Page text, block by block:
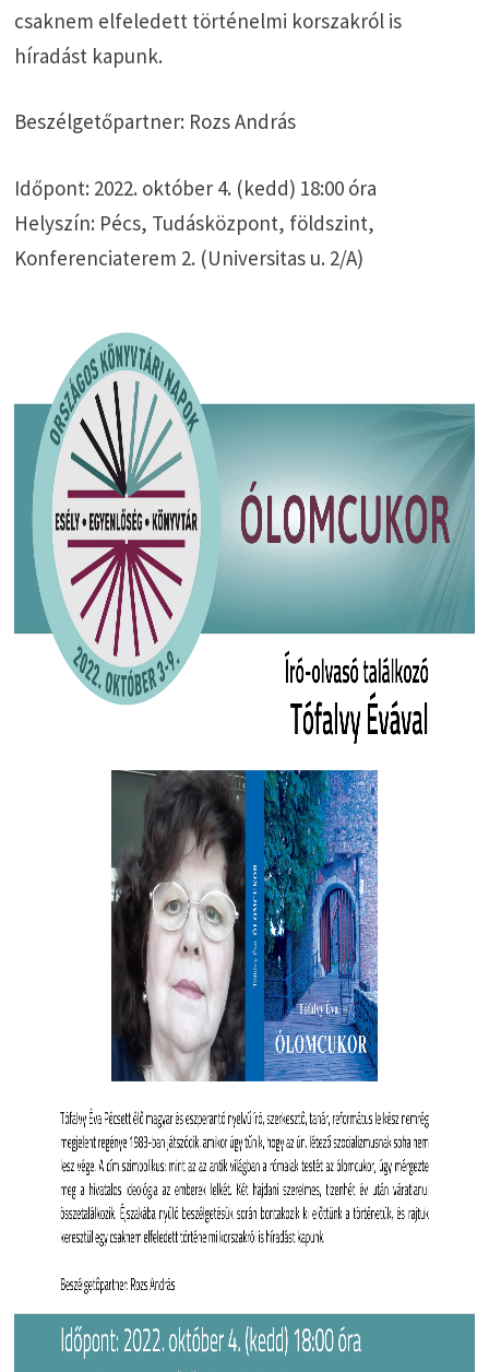
csaknem elfeledett történelmi korszakról is
híradást kapunk.
Beszélgetőpartner: Rozs András
Időpont: 2022. október 4. (kedd) 18:00 óra
Helyszín: Pécs, Tudásközpont, földszint,
Konferenciaterem 2. (Universitas u. 2/A)